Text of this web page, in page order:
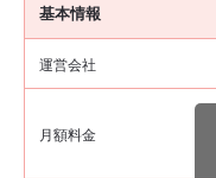
基本情報
運営会社
月額料金